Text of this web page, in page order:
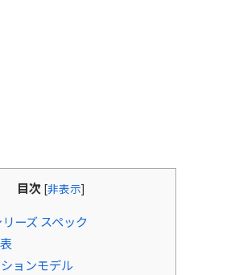
目次 [非表示]
ーズ スペック
ョンモデル